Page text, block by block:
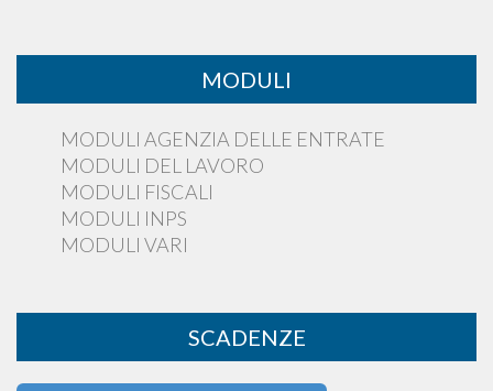
MODULI
MODULI AGENZIA DELLE ENTRATE
MODULI DEL LAVORO
MODULI FISCALI
MODULI INPS
MODULI VARI
SCADENZE